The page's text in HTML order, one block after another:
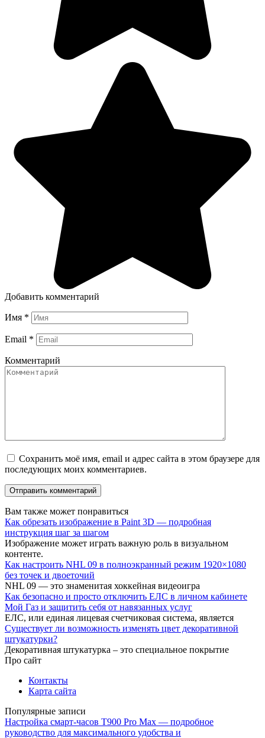
Добавить комментарий
Имя *
Email *
Комментарий
Сохранить моё имя, email и адрес сайта в этом браузере для
последующих моих комментариев.
Вам также может понравиться
Как обрезать изображение в Paint 3D — подробная
инструкция шаг за шагом
Изображение может играть важную роль в визуальном
контенте.
Как настроить NHL 09 в полноэкранный режим 1920×1080
без точек и двоеточий
NHL 09 — это знаменитая хоккейная видеоигра
Как безопасно и просто отключить ЕЛС в личном кабинете
Мой Газ и защитить себя от навязанных услуг
ЕЛС, или единая лицевая счетчиковая система, является
Существует ли возможность изменять цвет декоративной
штукатурки?
Декоративная штукатурка – это специальное покрытие
Про сайт
Контакты
Карта сайта
Популярные записи
Настройка смарт-часов T900 Pro Max — подробное
руководство для максимального удобства и